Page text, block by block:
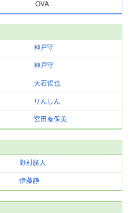
OVA
神戸守
神戸守
大石哲也
りんしん
宮田奈保美
野村勝人
伊藤静